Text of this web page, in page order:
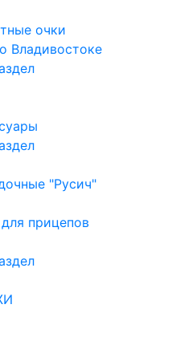
очки
Владивостоке
"Русич"
прицепов